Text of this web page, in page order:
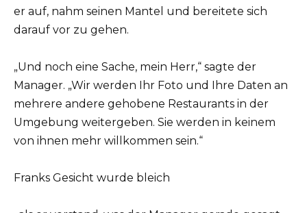
er auf, nahm seinen Mantel und bereitete sich
darauf vor zu gehen.
„Und noch eine Sache, mein Herr,“ sagte der
Manager. „Wir werden Ihr Foto und Ihre Daten an
mehrere andere gehobene Restaurants in der
Umgebung weitergeben. Sie werden in keinem
von ihnen mehr willkommen sein.“
Franks Gesicht wurde bleich